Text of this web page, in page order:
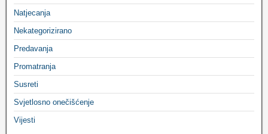
Natjecanja
Nekategorizirano
Predavanja
Promatranja
Susreti
Svjetlosno onečišćenje
Vijesti